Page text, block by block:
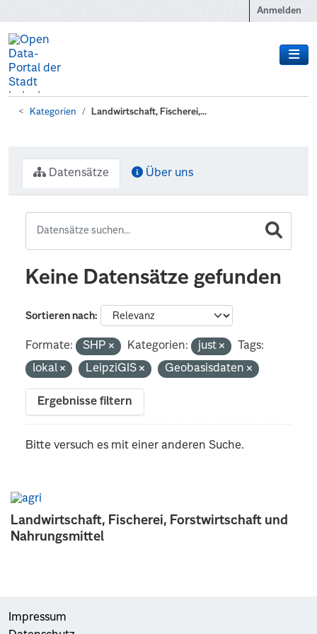
Anmelden
Kategorien Landwirtschaft, Fischerei,...
Landwirtschaft, Fischerei, Forstwirtschaft und
Nahrungsmittel
Datensätze Über uns
Keine Datensätze gefunden
Sortieren nach
Formate: SHP Kategorien: just
Tags:
lokal
LeipziGIS Geobasisdaten
Ergebnisse filtern
Bitte versuch es mit einer anderen Suche.
Impressum